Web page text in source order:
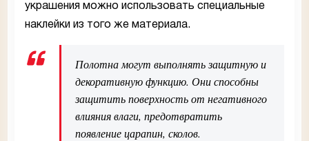
украшения можно использовать специальные
наклейки из того же материала.
Полотна могут выполнять защитную и
декоративную функцию. Они способны
защитить поверхность от негативного
влияния влаги, предотвратить
появление царапин, сколов.